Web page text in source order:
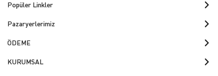
Popüler Linkler
Pazaryerlerimiz
ÖDEME
KURUMSAL